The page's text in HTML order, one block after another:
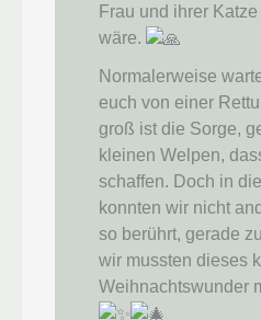
Frau und ihrer
wäre.
Normalerweise
euch von einer
groß ist die Sorge,
kleinen Welpen,
schaffen. Doch in
konnten wir nicht
so berührt, gerade
wir mussten dieses
Weihnachtswunder